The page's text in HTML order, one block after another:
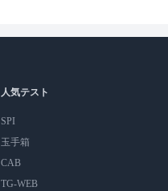
人気テスト
SPI
玉手箱
CAB
TG-WEB